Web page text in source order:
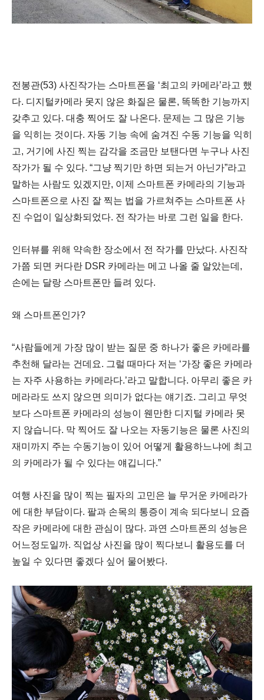
전봉관(53) 사진작가는 스마트폰을 ‘최고의 카메라’라고 했
다. 디지털카메라 못지 않은 화질은 물론, 똑똑한 기능까지
갖추고 있다. 대충 찍어도 잘 나온다. 문제는 그 많은 기능
을 익히는 것이다. 자동 기능 속에 숨겨진 수동 기능을 익히
고, 거기에 사진 찍는 감각을 조금만 보탠다면 누구나 사진
작가가 될 수 있다. “그냥 찍기만 하면 되는거 아닌가”라고
말하는 사람도 있겠지만, 이제 스마트폰 카메라의 기능과
스마트폰으로 사진 잘 찍는 법을 가르쳐주는 스마트폰 사
진 수업이 일상화되었다. 전 작가는 바로 그런 일을 한다.
인터뷰를 위해 약속한 장소에서 전 작가를 만났다. 사진작
가쯤 되면 커다란 DSR 카메라는 메고 나올 줄 알았는데 ,
손에는 달랑 스마트폰만 들려 있다.
왜 스마트폰인가?
“사람들에게 가장 많이 받는 질문 중 하나가 좋은 카메라를
추천해 달라는 건데요. 그럴 때마다 저는 ‘가장 좋은 카메라
는 자주 사용하는 카메라다.’라고 말합니다. 아무리 좋은 카
메라라도 쓰지 않으면 의미가 없다는 얘기죠. 그리고 무엇
보다 스마트폰 카메라의 성능이 웬만한 디지털 카메라 못
지 않습니다. 막 찍어도 잘 나오는 자동기능은 물론 사진의
재미까지 주는 수동기능이 있어 어떻게 활용하느냐에 최고
의 카메라가 될 수 있다는 얘깁니다.”
여행 사진을 많이 찍는 필자의 고민은 늘 무거운 카메라가
에 대한 부담이다. 팔과 손목의 통증이 계속 되다보니 요즘
작은 카메라에 대한 관심이 많다. 과연 스마트폰의 성능은
어느정도일까. 직업상 사진을 많이 찍다보니 활용도를 더
높일 수 있다면 좋겠다 싶어 물어봤다.